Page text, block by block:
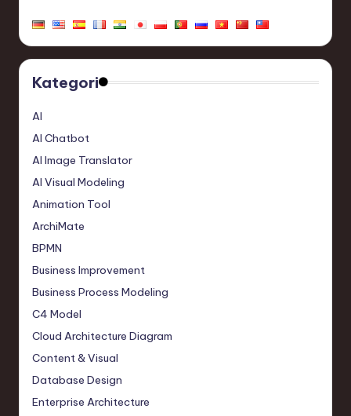
Kategori
AI
AI Chatbot
AI Image Translator
AI Visual Modeling
Animation Tool
ArchiMate
BPMN
Business Improvement
Business Process Modeling
C4 Model
Cloud Architecture Diagram
Content & Visual
Database Design
Enterprise Architecture